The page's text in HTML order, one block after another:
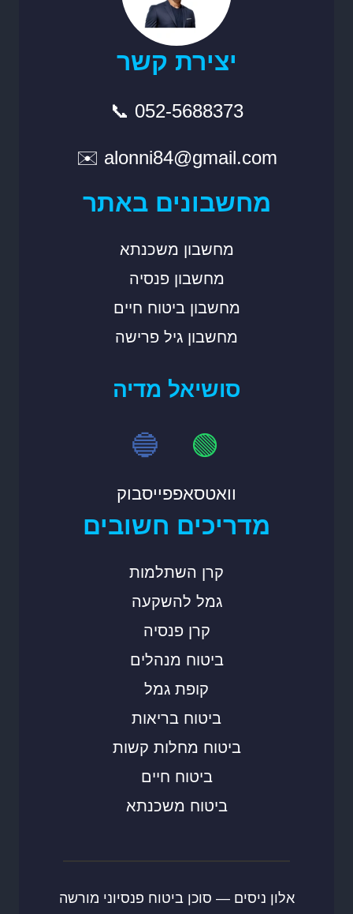
יצירת קשר
📞 052-5688373
✉️ alonni84@gmail.com
מחשבונים באתר
מחשבון משכנתא
מחשבון פנסיה
מחשבון ביטוח חיים
מחשבון גיל פרישה
סושיאל מדיה
🟢
וואטסאפ
🔵
פייסבוק
מדריכים חשובים
קרן השתלמות
גמל להשקעה
קרן פנסיה
ביטוח מנהלים
קופת גמל
ביטוח בריאות
ביטוח מחלות קשות
ביטוח חיים
ביטוח משכנתא
אלון ניסים — סוכן ביטוח פנסיוני מורשה